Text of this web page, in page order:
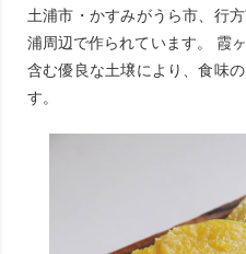
土浦市・かすみがうら市、行
浦周辺で作られています。 霞
含む優良な土壌により、食味
す。